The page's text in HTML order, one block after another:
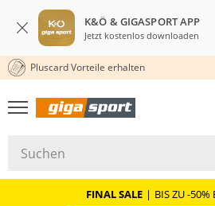
K&Ö & GIGASPORT APP
Jetzt kostenlos downloaden
★★★★★ 4,8 / 5,0
Pluscard Vorteile erhalten
GIGASTYLE
FAHRRAD­
FINAL SALE | BIS ZU -50%